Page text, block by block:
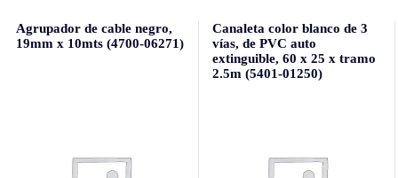
Agrupador de cable negro,
19mm x 10mts (4700-06271)
Canaleta color blanco de 3
vías, de PVC auto
extinguible, 60 x 25 x tramo
2.5m (5401-01250)